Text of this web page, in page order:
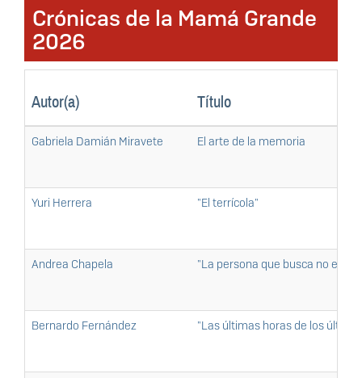
Crónicas de la Mamá Grande
2026
Autor(a) Título
Gabriela Damián Miravete El arte de la memoria
Yuri Herrera "El terrícola"
Andrea Chapela "La persona que busca no está
Bernardo Fernández "Las últimas horas de los